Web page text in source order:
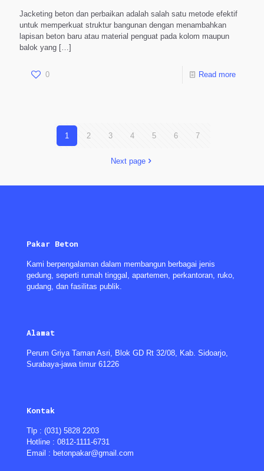
Jacketing beton dan perbaikan adalah salah satu metode efektif
untuk memperkuat struktur bangunan dengan menambahkan
lapisan beton baru atau material penguat pada kolom maupun
balok yang […]
0 Read more
1 2 3 4 5 6 7
Next page
Pakar Beton
Kami berpengalaman dalam membangun berbagai jenis
gedung, seperti rumah tinggal, apartemen, perkantoran, ruko,
gudang, dan fasilitas publik.
Alamat
Perum Griya Taman Asri, Blok GD Rt 32/08, Kab. Sidoarjo,
Surabaya-jawa timur 61226
Kontak
Tlp : (031) 5828 2203
Hotline : 0812-1111-6731
Email : betonpakar@gmail.com